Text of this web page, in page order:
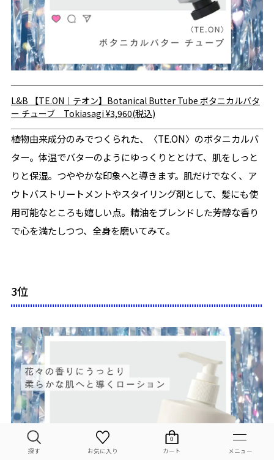
お気に入り
0
カート
L&B
【TE.ON｜テオン】Botanical Butter Tube ボタニカルバタ
ー チューブ Tokiasagi ¥3,960(税込)
植物由来成分のみでつくられた、〈TE.ON〉のボタニカルバ
ター。体温でバターのようにゆっくりととけて、肌をしっと
りと保湿。つややかな印象へと導きます。肌だけでなく、ア
ウトバストリートメントやスタイリング剤として、髪にも使
用可能なところも嬉しい点。精油をブレンドした芳醇な香り
で心を満たしつつ、全身を磨いてみて。
3位